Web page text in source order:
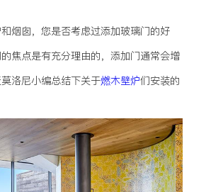
烟囱，您是否考虑过添加玻璃门的好
焦点是有充分理由的，添加门通常会增
洛尼小编总结下关于燃木壁炉们安装的